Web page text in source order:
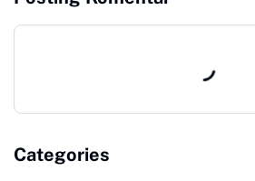
Categories